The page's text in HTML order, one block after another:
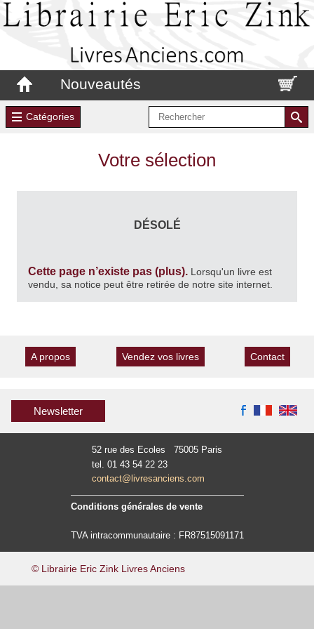
Nouveautés
Catégories
Votre sélection
DÉSOLÉ
Cette page n’existe pas (plus). Lorsqu'un livre est
vendu, sa notice peut être retirée de notre site internet.
A propos Vendez vos livres Contact
Newsletter
52 rue des Ecoles 75005 Paris
tel. 01 43 54 22 23
contact@livresanciens.com
Conditions générales de vente
TVA intracommunautaire : FR87515091171
© Librairie Eric Zink Livres Anciens